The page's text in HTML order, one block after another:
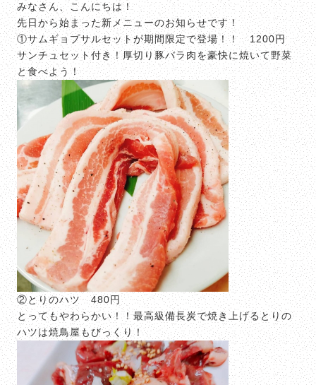
みなさん、こんにちは！
先日から始まった新メニューのお知らせです！
①サムギョプサルセットが期間限定で登場！！ 1200円
サンチュセット付き！厚切り豚バラ肉を豪快に焼いて野菜
と食べよう！
②とりのハツ 480円
とってもやわらかい！！最高級備長炭で焼き上げるとりの
ハツは焼鳥屋もびっくり！